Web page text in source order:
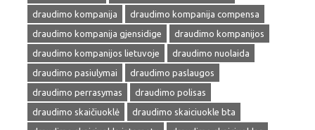
draudimo kompanija
draudimo kompanija compensa
draudimo kompanija gjensidige
draudimo kompanijos
draudimo kompanijos lietuvoje
draudimo nuolaida
draudimo pasiulymai
draudimo paslaugos
draudimo perrasymas
draudimo polisas
draudimo skaičiuoklė
draudimo skaiciuokle bta